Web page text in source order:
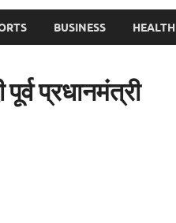
BUSINESS HEALTH
प्रधानमंत्री